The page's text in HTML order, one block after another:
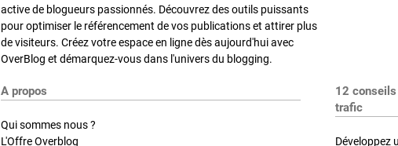
active de blogueurs passionnés. Découvrez des outils puissants
pour optimiser le référencement de vos publications et attirer plus
de visiteurs. Créez votre espace en ligne dès aujourd'hui avec
OverBlog et démarquez-vous dans l'univers du blogging.
A propos
Qui sommes nous ?
L'Offre Overblog
12
trafic
Développez